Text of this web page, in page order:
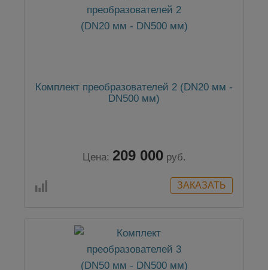
Комплект преобразователей 2 (DN20 мм -
DN500 мм)
Цена: 209 000 руб.